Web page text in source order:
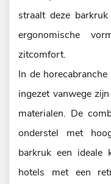
straalt deze
ergonomische
zitcomfort.
In de
ingezet vanwege
materialen. De
onderstel met
barkruk een ideale
hotels met een